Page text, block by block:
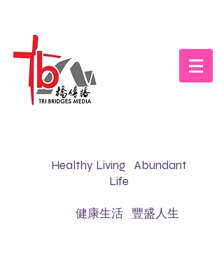
Healthy Living Abundant
Life
健康生活 豐盛人生